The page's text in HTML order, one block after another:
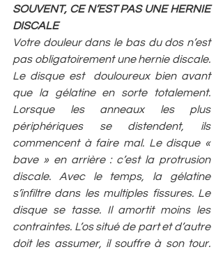
SOUVENT, CE N’EST PAS UNE HERNIE
DISCALE
Votre douleur dans le bas du dos n’est
pas obligatoirement une hernie discale.
Le disque est  douloureux bien avant
que la gélatine en sorte totalement.
Lorsque les anneaux les plus
périphériques se distendent, ils
commencent à faire mal. Le disque «
bave » en arrière : c’est la protrusion
discale. Avec le temps, la gélatine
s’infiltre dans les multiples fissures. Le
disque se tasse. Il amortit moins les
contraintes. L’os situé de part et d’autre
doit les assumer, il souffre à son tour.